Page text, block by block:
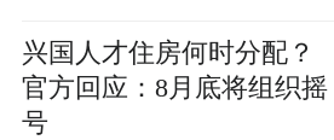
兴国人才住房何时分配？
官方回应：8月底将组织摇
号